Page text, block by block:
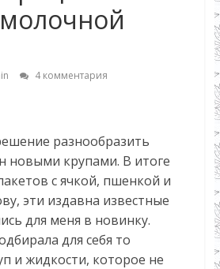
4 комментария
разнообразить
новыми крупами. В итоге
с ячкой, пшенкой и
эти издавна известные
для меня в новинку.
для себя то
и жидкости, которое не